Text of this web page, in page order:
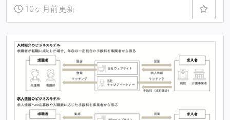
10ヶ月前更新